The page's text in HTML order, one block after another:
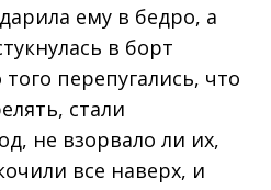
ему в бедро, а
в борт
перепугались, что
стали
не взорвало ли их,
все наверх, и